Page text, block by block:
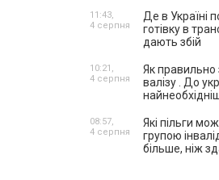
Де в Україні
готівку в
дають збій
11:43,
4 серпня
Як правильно
валізу . До
10:21,
4 серпня
Які пільги
групою
більше, ніж
08:57,
4 серпня